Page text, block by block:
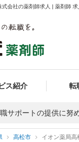
会社の薬剤師求人 | 薬剤師 求
ス紹介 転
サポートの提供に努
高松市 イオン薬局